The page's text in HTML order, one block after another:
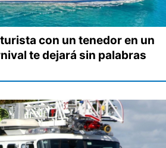
con un tenedor en un
te dejará sin palabras